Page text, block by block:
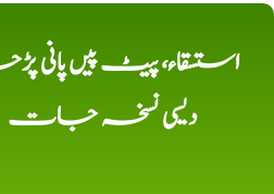
استسقاء، پیٹ پیں پانی
دیسی نسخہ جات